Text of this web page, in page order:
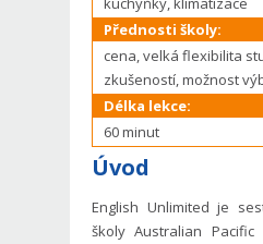
Přednosti školy:
cena, velká flexibilita
zkušeností, možnost
Délka lekce:
60 minut
Úvod
English Unlimited je
školy Australian Pacific